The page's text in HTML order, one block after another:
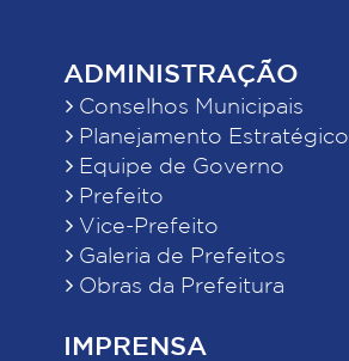
ADMINISTRAÇÃO
Conselhos Municipais
Planejamento Estratégico
Equipe de Governo
Prefeito
Vice-Prefeito
Galeria de Prefeitos
Obras da Prefeitura
IMPRENSA